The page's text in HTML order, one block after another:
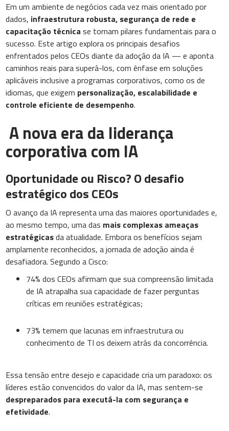
Em um ambiente de negócios cada vez mais orientado por
dados, infraestrutura robusta, segurança de rede e
capacitação técnica se tornam pilares fundamentais para o
sucesso. Este artigo explora os principais desafios
enfrentados pelos CEOs diante da adoção da IA — e aponta
caminhos reais para superá-los, com ênfase em soluções
aplicáveis inclusive a programas corporativos, como os de
idiomas, que exigem personalização, escalabilidade e
controle eficiente de desempenho.
A nova era da liderança
corporativa com IA
Oportunidade ou Risco? O desafio
estratégico dos CEOs
O avanço da IA representa uma das maiores oportunidades e,
ao mesmo tempo, uma das mais complexas ameaças
estratégicasda atualidade. Embora os benefícios sejam
amplamente reconhecidos, a jornada de adoção ainda é
desafiadora. Segundo a Cisco:
74% dos CEOs afirmam que sua compreensão limitada
de IA atrapalha sua capacidade de fazer perguntas
críticas em reuniões estratégicas;
73% temem que lacunas em infraestrutura ou
conhecimento de TI os deixem atrás da concorrência.
Essa tensão entre desejo e capacidade cria um paradoxo: os
líderes estão convencidos do valor da IA, mas sentem-se
despreparados para executá-la com segurança e
efetividade.